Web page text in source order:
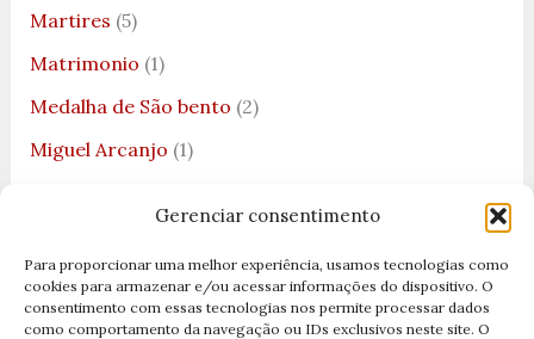
Gerenciar consentimento
Para proporcionar uma melhor experiência, usamos tecnologias como
cookies para armazenar e/ou acessar informações do dispositivo. O
consentimento com essas tecnologias nos permite processar dados
como comportamento da navegação ou IDs exclusivos neste site. O
Martires (5)
Matrimonio (1)
Medalha de São bento (2)
Miguel Arcanjo (1)
natal(11)
natal 2025(3)